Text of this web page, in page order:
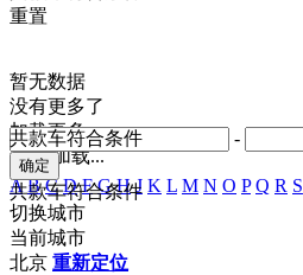
-
共款车符合条件
共款车符合条件
重置
暂无数据
没有更多了
加载更多
正在加载...
A B C D F G H J K L M N O P Q R S
切换城市
当前城市
北京 重新定位